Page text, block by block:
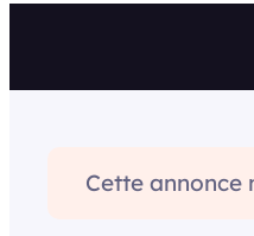
Cette annonce